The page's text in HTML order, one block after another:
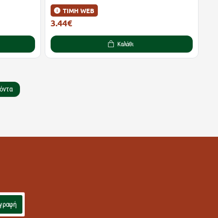
ΤΙΜΗ WEB
3.44€
Καλάθι